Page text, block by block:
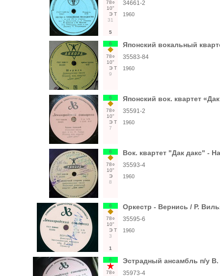
78○
10"
Э Т
31
5
34661-2
1960
6
78○
10"
Э Т
9
Японский вокальный
35583-84
1960
6
78○
10"
Э Т
7
Японский вок. квартет
35591-2
1960
6
78○
10"
Э
8
Вок. квартет "Дак дакс" -
35593-4
1960
6
78○
10"
Э Т
3
1
Оркестр - Вернись / Р.
35595-6
1960
6
78○
Эстрадный ансамбль п/у
35973-4